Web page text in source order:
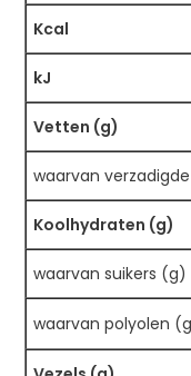
Kcal
kJ
Vetten (g)
waarvan
Koolhydraten (g)
waarvan suikers (g)
waarvan polyolen